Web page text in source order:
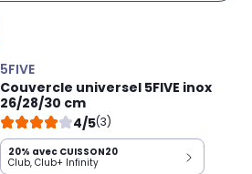
5FIVE
Couvercle universel 5FIVE inox
26/28/30 cm
4/5(3)
20% avec CUISSON20
Club, Club+ Infinity